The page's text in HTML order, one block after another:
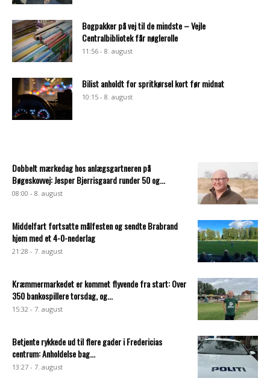
Bogpakker på vej til de mindste – Vejle
Centralbibliotek får nøglerolle
11:56 - 8. august
Bilist anholdt for spritkørsel kort før midnat
10:15 - 8. august
Dobbelt mærkedag hos anlægsgartneren på
Bøgeskovvej: Jesper Bjerrisgaard runder 50 og...
08:00 - 8. august
Middelfart fortsatte målfesten og sendte Brabrand
hjem med et 4-0-nederlag
21:28 - 7. august
Kræmmermarkedet er kommet flyvende fra start: Over
350 bankospillere torsdag, og...
15:32 - 7. august
Betjente rykkede ud til flere gader i Fredericias
centrum: Anholdelse bag...
13:27 - 7. august